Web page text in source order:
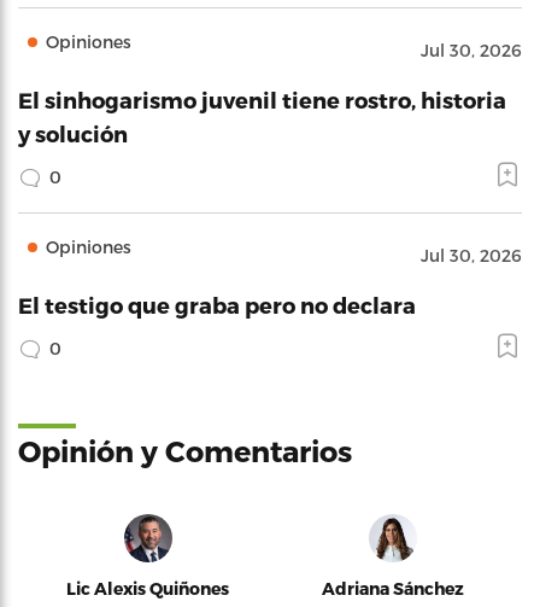
Opiniones Jul 30, 2026
El sinhogarismo juvenil tiene rostro, historia
y solución
0
Opiniones Jul 30, 2026
El testigo que graba pero no declara
0
Opinión y Comentarios
Lic Alexis Quiñones Adriana Sánchez